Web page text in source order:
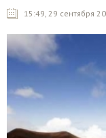
15:49, 29 сентября